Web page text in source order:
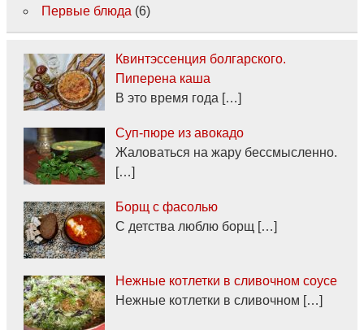
Первые блюда (6)
Квинтэссенция болгарского.
Пиперена каша
В это время года […]
Суп-пюре из авокадо
Жаловаться на жару бессмысленно.
[…]
Борщ с фасолью
С детства люблю борщ […]
Нежные котлетки в сливочном соусе
Нежные котлетки в сливочном […]